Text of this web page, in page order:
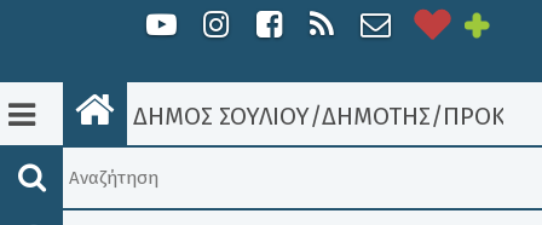
ΔΗΜΟΣ ΣΟΥΛΙΟΥ/ΔΗΜΟΤΗΣ/